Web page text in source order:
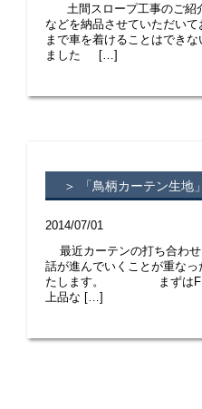
土間スロープ工事のご紹
などを納品させていただい
まで車を着けることはでき
ました […]
＞ 「鳥柄カーテン生地」
2014/07/01
最近カーテンの打ち合わせ
話が進んでいくことが重な
たします。 まずは
上品な […]